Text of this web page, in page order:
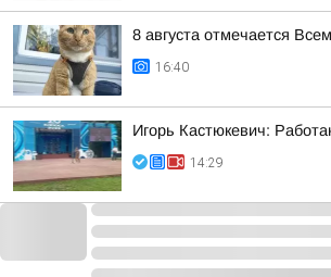
8 августа отмечается
16:40
Игорь Кастюкевич:
14:29